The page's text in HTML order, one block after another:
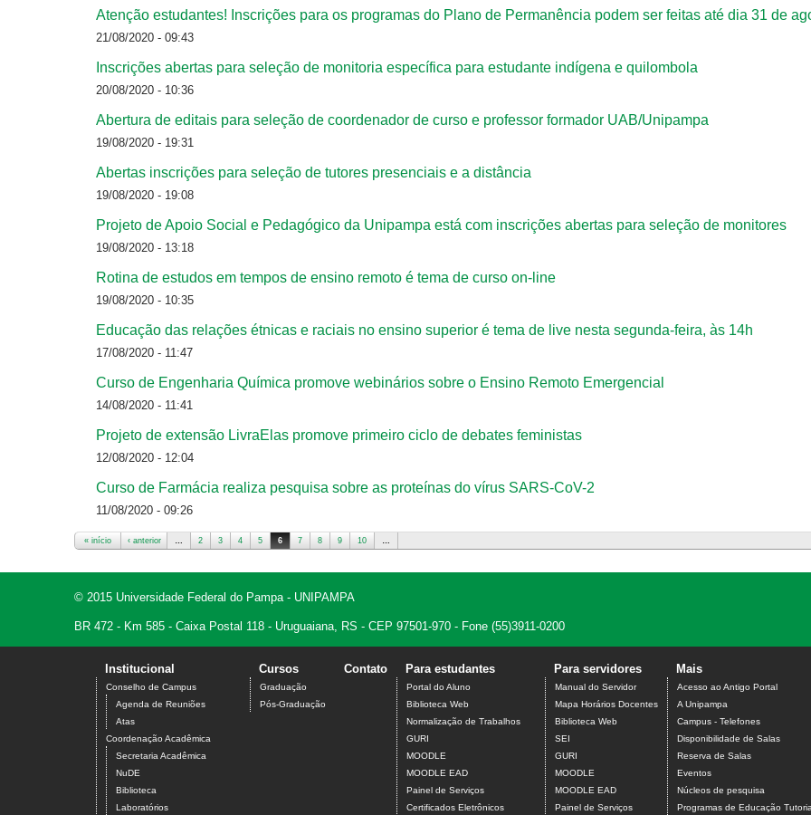
Atenção estudantes! Inscrições para os programas do Plano de Permanência podem ser feitas até dia 31 de
21/08/2020 - 09:43
Inscrições abertas para seleção de monitoria específica para estudante indígena e quilombola
20/08/2020 - 10:36
Abertura de editais para seleção de coordenador de curso e professor formador UAB/Unipampa
19/08/2020 - 19:31
Abertas inscrições para seleção de tutores presenciais e a distância
19/08/2020 - 19:08
Projeto de Apoio Social e Pedagógico da Unipampa está com inscrições abertas para seleção de monitores
19/08/2020 - 13:18
Rotina de estudos em tempos de ensino remoto é tema de curso on-line
19/08/2020 - 10:35
Educação das relações étnicas e raciais no ensino superior é tema de live nesta segunda-feira, às 14h
17/08/2020 - 11:47
Curso de Engenharia Química promove webinários sobre o Ensino Remoto Emergencial
14/08/2020 - 11:41
Projeto de extensão LivraElas promove primeiro ciclo de debates feministas
12/08/2020 - 12:04
Curso de Farmácia realiza pesquisa sobre as proteínas do vírus SARS-CoV-2
11/08/2020 - 09:26
« início ‹ anterior 2 3 4 5 6 7 8 9 10
© 2015 Universidade Federal do Pampa - UNIPAMPA
BR 472 - Km 585 - Caixa Postal 118 - Uruguaiana, RS - CEP 97501-970 - Fone (55)3911-0200
Institucional
Conselho de Campus
Agenda de Reuniões
Atas
Coordenação Acadêmica
Secretaria Acadêmica
NuDE
Biblioteca
Laboratórios
Cursos
Graduação
Pós-Graduação
Contato Para estudantes
Portal do Aluno
Biblioteca Web
Normalização de Trabalhos
GURI
MOODLE
MOODLE EAD
Painel de Serviços
Certificados Eletrônicos
Para servidores
Manual do Servidor
Mapa Horários Docentes
Biblioteca Web
SEI
GURI
MOODLE
MOODLE EAD
Painel de Serviços
Mais
Acesso ao Antigo Portal
A Unipampa
Campus - Telefones
Disponibilidade de Salas
Reserva de Salas
Eventos
Núcleos de pesquisa
Programas de Educação